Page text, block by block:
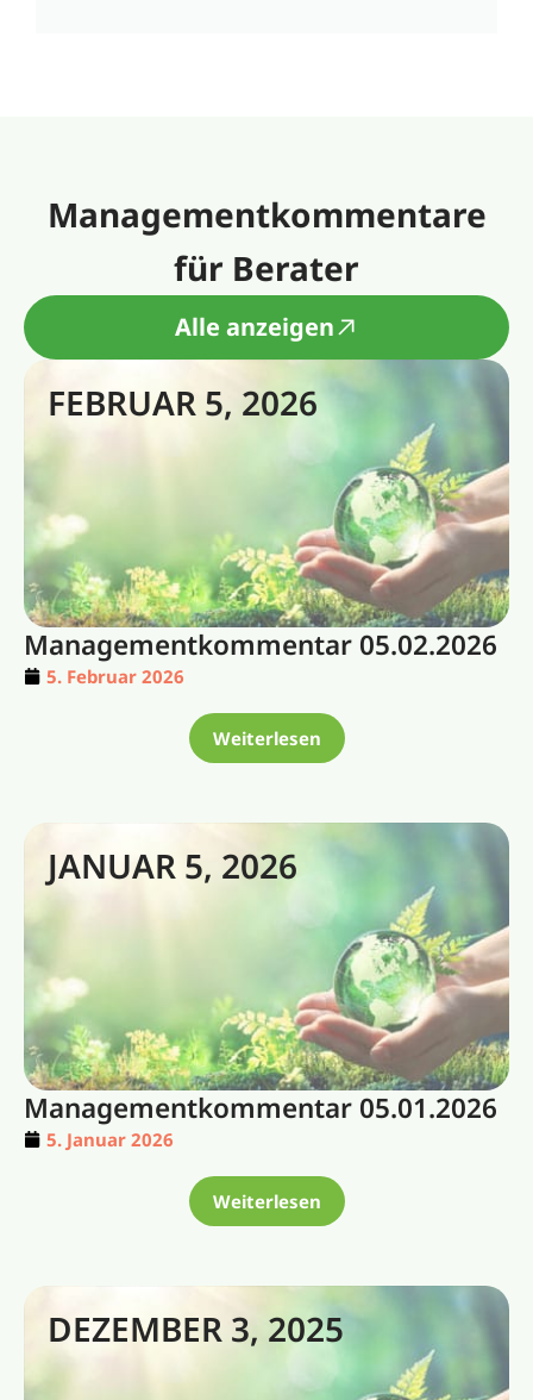
Managementkommentare
für Berater
Alle anzeigen
FEBRUAR 5, 2026
Managementkommentar 05.02.2026
5. Februar 2026
Weiterlesen
JANUAR 5, 2026
Managementkommentar 05.01.2026
5. Januar 2026
Weiterlesen
DEZEMBER 3, 2025